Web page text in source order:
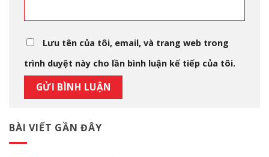
BÀI VIẾT GẦN ĐÂY
Lưu tên của tôi, email, và trang web trong
trình duyệt này cho lần bình luận kế tiếp của tôi.